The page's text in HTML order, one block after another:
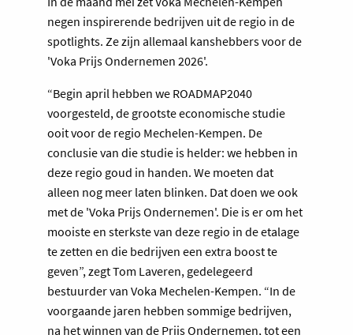
negen inspirerende bedrijven uit de regio in de
spotlights. Ze zijn allemaal kanshebbers voor de
'Voka Prijs Ondernemen 2026'.
“Begin april hebben we ROADMAP2040
voorgesteld, de grootste economische studie
ooit voor de regio Mechelen-Kempen. De
conclusie van die studie is helder: we hebben in
deze regio goud in handen. We moeten dat
alleen nog meer laten blinken. Dat doen we ook
met de 'Voka Prijs Ondernemen'. Die is er om het
mooiste en sterkste van deze regio in de etalage
te zetten en die bedrijven een extra boost te
geven”, zegt Tom Laveren, gedelegeerd
bestuurder van Voka Mechelen-Kempen. “In de
voorgaande jaren hebben sommige bedrijven,
na het winnen van de Prijs Ondernemen, tot een